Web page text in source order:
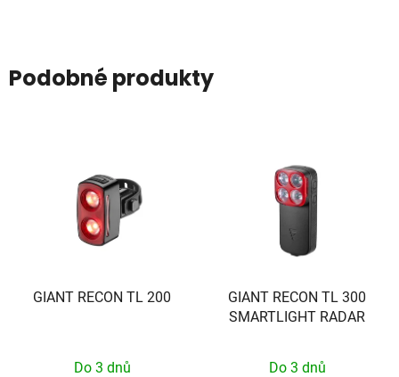
Podobné produkty
GIANT RECON TL 200
Do 3 dnů
GIANT RECON TL 300
SMARTLIGHT RADAR
Do 3 dnů